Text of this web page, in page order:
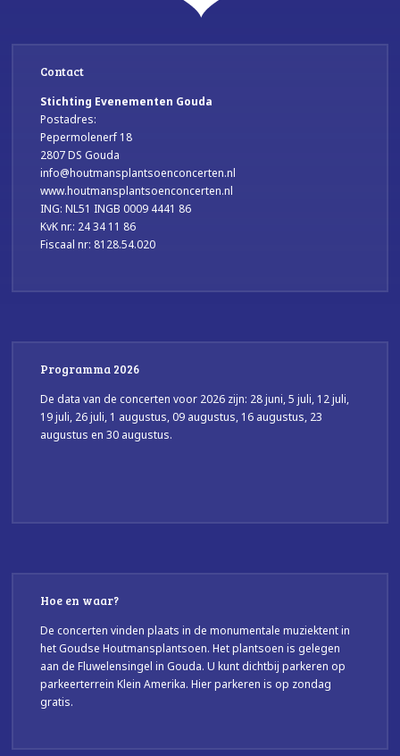
Contact
Stichting Evenementen Gouda
Postadres:
Pepermolenerf 18
2807 DS Gouda
info@houtmansplantsoenconcerten.nl
www.houtmansplantsoenconcerten.nl
ING: NL51 INGB 0009 4441 86
KvK nr.: 24 34 11 86
Fiscaal nr: 8128.54.020
Programma 2026
De data van de concerten voor 2026 zijn: 28 juni, 5 juli, 12 juli,
19 juli, 26 juli, 1 augustus, 09 augustus, 16 augustus, 23
augustus en 30 augustus.
Hoe en waar?
De concerten vinden plaats in de monumentale muziektent in
het Goudse Houtmansplantsoen. Het plantsoen is gelegen
aan de Fluwelensingel in Gouda. U kunt dichtbij parkeren op
parkeerterrein Klein Amerika. Hier parkeren is op zondag
gratis.